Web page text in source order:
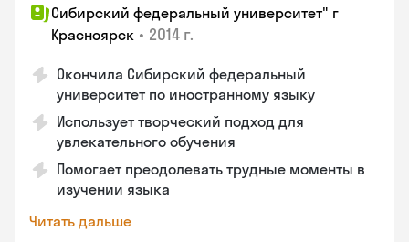
Сибирский федеральный университет" г
Красноярск • 2014 г.
Окончила Сибирский федеральный
университет по иностранному языку
Использует творческий подход для
увлекательного обучения
Помогает преодолевать трудные моменты в
изучении языка
Читать дальше